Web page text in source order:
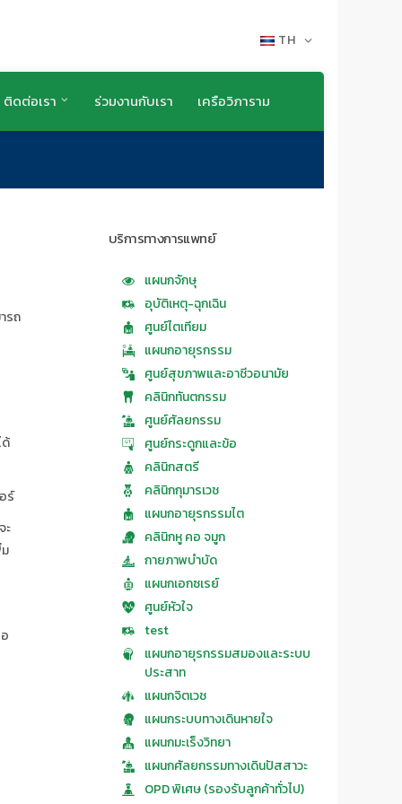
TH
ติดต่อเรา ร่วมงานกับเรา เครือวิภาราม
รถ
ด้
ร์
ะ
บริการทางการแพทย์
แผนกจักษุ
อุบัติเหตุ-ฉุกเฉิน
ศูนย์ไตเทียม
แผนกอายุรกรรม
ศูนย์สุขภาพและอาชีวอนามัย
คลินิกทันตกรรม
ศูนย์ศัลยกรรม
ศูนย์กระดูกและข้อ
คลินิกสตรี
คลินิกกุมารเวช
แผนกอายุรกรรมไต
คลินิกหู คอ จมูก
กายภาพบำบัด
แผนกเอกซเรย์
ศูนย์หัวใจ
test
แผนกอายุรกรรมสมองและระบบ
ประสาท
แผนกจิตเวช
แผนกระบบทางเดินหายใจ
แผนกมะเร็งวิทยา
แผนกศัลยกรรมทางเดินปัสสาวะ
OPD พิเศษ (รองรับลูกค้าทั่วไป)